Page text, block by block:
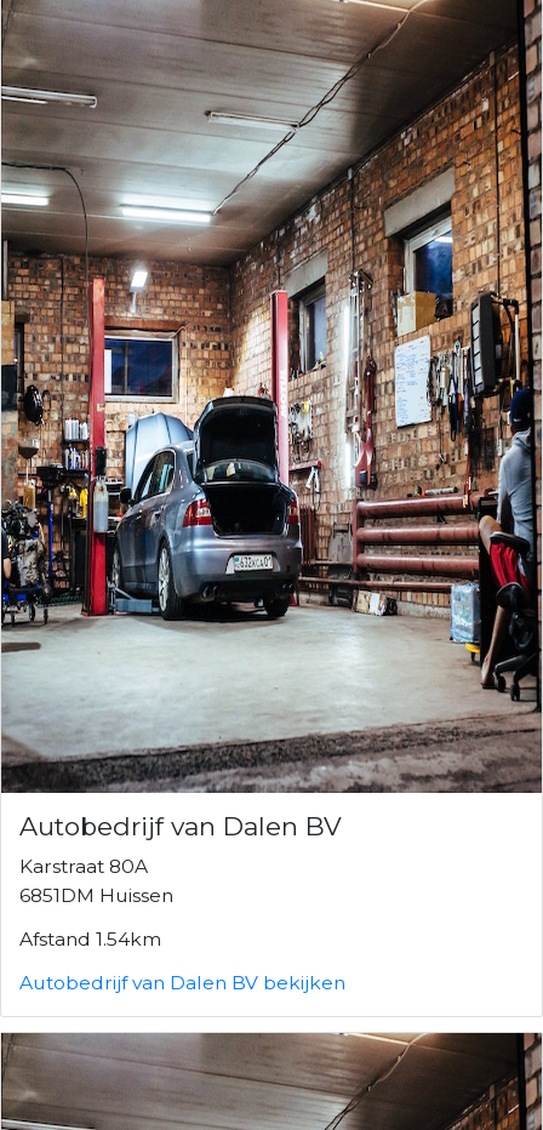
Autobedrijf van Dalen BV
Karstraat 80A
6851DM Huissen
Afstand 1.54km
Autobedrijf van Dalen BV bekijken